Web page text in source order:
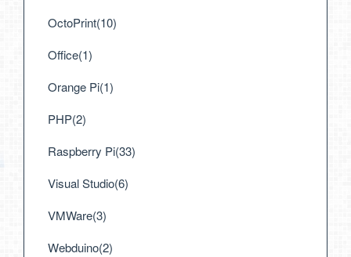
OctoPrint(10)
Office(1)
Orange Pi(1)
PHP(2)
Raspberry Pi(33)
Visual Studio(6)
VMWare(3)
Webduino(2)